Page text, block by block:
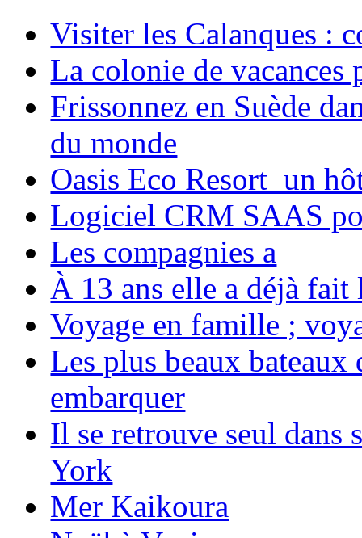
Visiter les Calanques :
La colonie de vacances
Frissonnez en Suède
du monde
Oasis Eco Resort un
Logiciel CRM SAAS
Les compagnies a
À 13 ans elle a déjà
Voyage en famille ;
Les plus beaux bateaux
embarquer
Il se retrouve seul dans
York
Mer Kaikoura